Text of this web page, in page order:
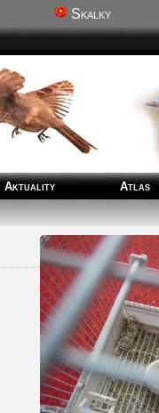
Skalky
Aktuality Atlas